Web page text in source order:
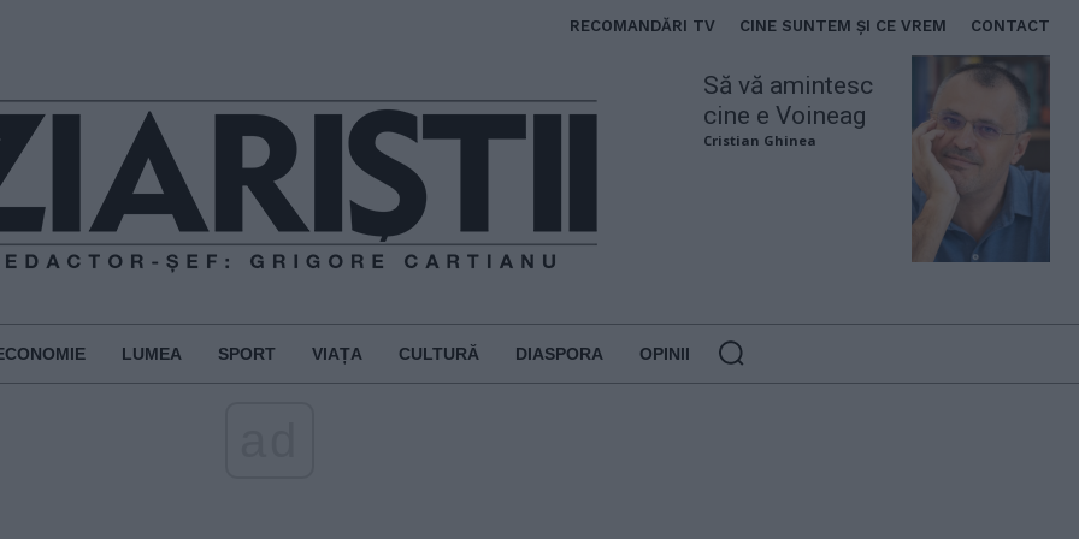
RECOMANDĂRI TV CINE SUNTEM ȘI CE VREM CONTACT
Să vă amintesc
cine e Voineag
Cristian Ghinea
LUMEA SPORT VIAȚA CULTURĂ DIASPORA OPINII